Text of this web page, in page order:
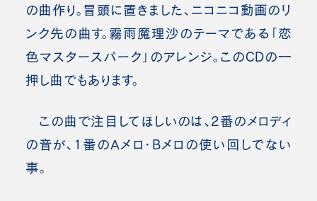
の曲作り。 冒頭に置きました、ニコニコ動画のリ
ンク先の曲す。霧雨魔理沙のテーマである「恋
色マスタースパーク」のアレンジ。このCDの一
押し曲でもあります。
この曲で注目してほしいのは、2番のメロディ
の音が、1番のAメロ・Bメロの使い回しでない
事。